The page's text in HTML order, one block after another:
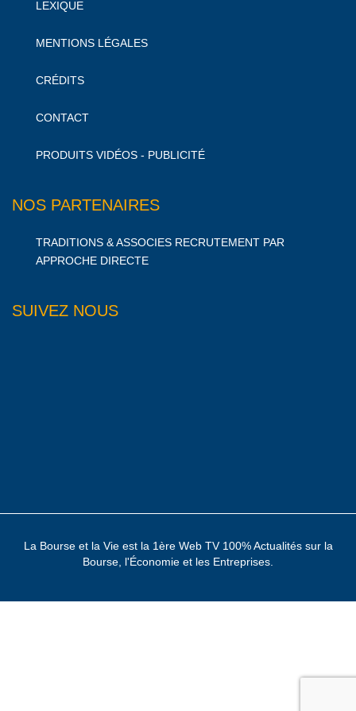
LEXIQUE
MENTIONS LÉGALES
CRÉDITS
CONTACT
PRODUITS VIDÉOS - PUBLICITÉ
NOS PARTENAIRES
TRADITIONS & ASSOCIES RECRUTEMENT PAR
APPROCHE DIRECTE
SUIVEZ NOUS
La Bourse et la Vie est la 1ère Web TV 100% Actualités sur la
Bourse, l'Économie et les Entreprises.